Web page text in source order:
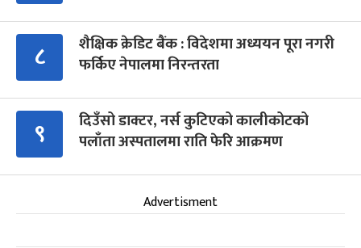
८
शैक्षिक क्रेडिट बैंक : विदेशमा अध्ययन पूरा नगरी
फर्किए नेपालमा निरन्तरता
९
दिउँसो डाक्टर, नर्स कुटिएको कालीकोटको
पलाँता अस्पतालमा राति फेरि आक्रमण
Advertisment